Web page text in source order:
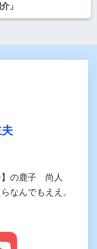
」
】の鹿子 尚人
なんでもええ。